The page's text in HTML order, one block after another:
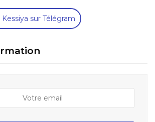
sur Télégram